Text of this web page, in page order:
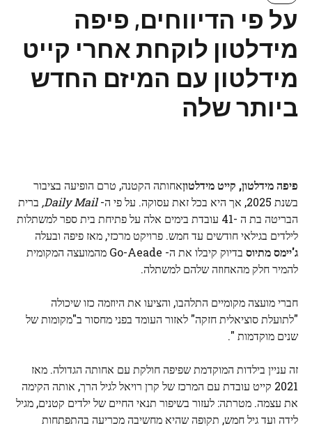
על פי הדיווחים, פיפה
מידלטון לוקחת אחרי קייט
מידלטון עם המיזם החדש
ביותר שלה
פיפה מידלטון, קייט מידלטוןאחותה הקטנה, טרם הופיעה בציבור
בשנת 2025, אך היא בכל זאת עסוקה. על פי ה-
Daily Mail, ברית
הבריטה בת ה -41 עובדת בימים אלה על פתיחת בית ספר למשתלות
לילדים בגילאי חודשים עד חמש. פרויקט מרכזי, מאז פיפה ובעלה
ג'יימס מתיוס
בדיוק קיבלו את ה- Go-Aeade מהמועצה המקומית
להמיר חלק מהאחוזה שלהם למשתלה.
חברי מועצה מקומיים התלהבו, והציעו את היוזמה כזו שיכולה
"לתועלת סוציאלית חזקה" לאזור העומד בפני מחסור ב"מקומות של
שנים מוקדמות ".
זה עניין בילדות המוקדמת שפיפה חולקת עם אחותה הגדולה. מאז
2021 קייט עובדת עם המרכז של קרן רויאל לגיל הרך, אותה הקימה
את עצמה. מטרתה: לעזור בשיפור תנאי החיים של ילדים קטנים, מגיל
לידה ועד גיל חמש, תקופה שהיא מחשיבה מכריעה בהתפתחות